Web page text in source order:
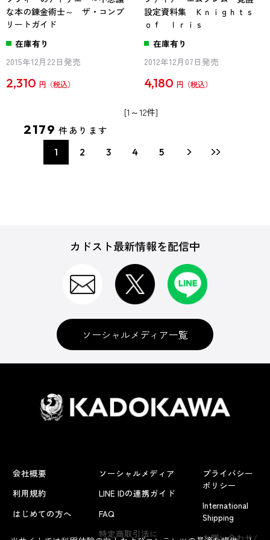
な本の錬金術士～ ザ・コンプ
リートガイド
在庫有り
2015年12月22日発売
2,310 円
設定資料集 Ｋｎｉｇｈｔｓ
ｏｆ Ｉｒｉｓ
在庫有り
2012年12月07日発売
4,180 円
[1～12件]
2179 件あります
1 2 3 4 5
カドスト最新情報を配信中
ソーシャルメディア一覧
会社概要
利用規約
はじめての方へ
ソーシャルメディア
LINE IDの連携ガイド
FAQ
特定商取引法に
プライバシー
ポリシー
International
Shipping
お問い合わせ/